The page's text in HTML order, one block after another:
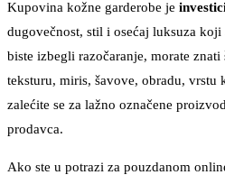
Kupovina kožne garderobe je
dugovečnost, stil i osećaj luksuza
biste izbegli razočaranje, morate
teksturu, miris, šavove, obradu, vrstu
zalećite se za lažno označene
prodavca.
Ako ste u potrazi za pouzdanom